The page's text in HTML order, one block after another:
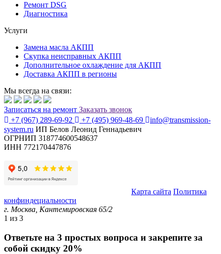
Ремонт DSG
Диагностика
Услуги
Замена масла АКПП
Скупка неисправных АКПП
Дополнительное охлаждение для АКПП
Доставка АКПП в регионы
Мы всегда на связи:
Записаться на ремонт Заказать звонок
+7 (967) 289-69-92
+7 (495) 969-48-69
info@transmission-
system.ru ИП Белов Леонид Геннадьевич
ОГРНИП 318774600548637
ИНН 772170447876
Карта сайта Политика
конфиндециальности
г. Москва, Кантемировская 65/2
1 из 3
Ответьте на 3 простых вопроса и закрепите за
собой скидку 20%